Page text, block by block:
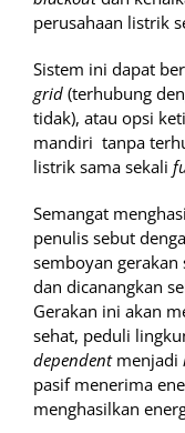
perusahaan listrik
Sistem ini dapat
grid (terhubung
tidak), atau opsi
mandiri tanpa
listrik sama sekali
Semangat
penulis sebut
semboyan
dan dicanangkan
Gerakan ini akan
sehat, peduli
dependentmenjadi
pasif menerima
menghasilkan